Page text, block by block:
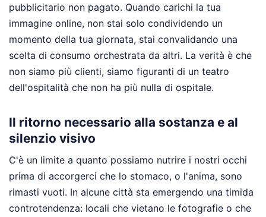
pubblicitario non pagato. Quando carichi la tua
immagine online, non stai solo condividendo un
momento della tua giornata, stai convalidando una
scelta di consumo orchestrata da altri. La verità è che
non siamo più clienti, siamo figuranti di un teatro
dell'ospitalità che non ha più nulla di ospitale.
Il ritorno necessario alla sostanza e al
silenzio visivo
C'è un limite a quanto possiamo nutrire i nostri occhi
prima di accorgerci che lo stomaco, o l'anima, sono
rimasti vuoti. In alcune città sta emergendo una timida
controtendenza: locali che vietano le fotografie o che